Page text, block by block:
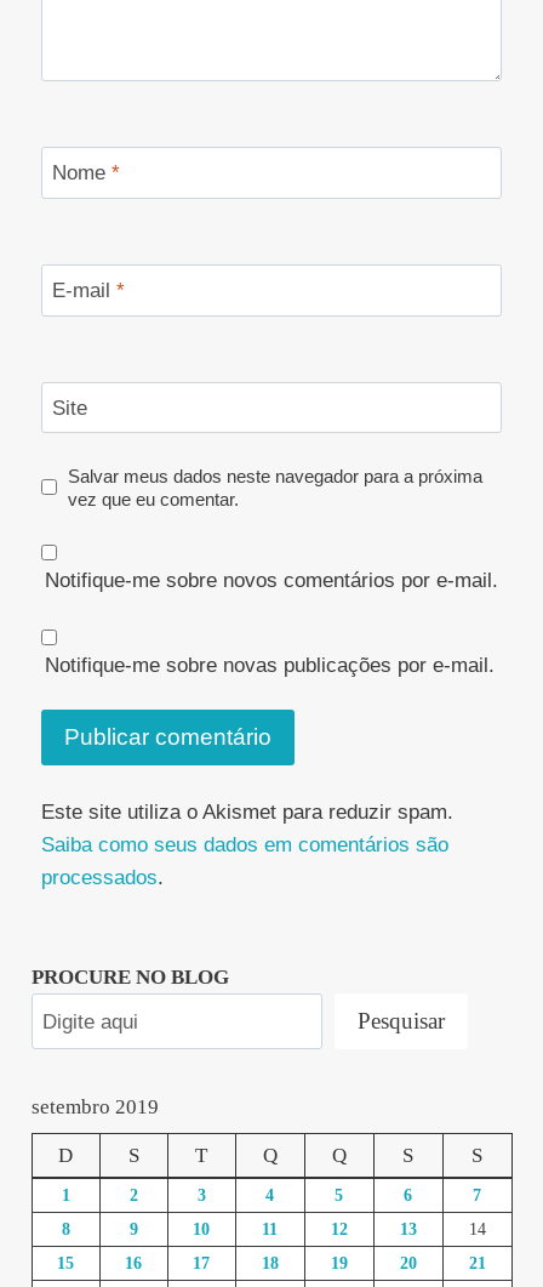
Nome *
E-mail *
Site
Salvar meus dados neste navegador para a próxima
vez que eu comentar.
Notifique-me sobre novos comentários por e-mail.
Notifique-me sobre novas publicações por e-mail.
Este site utiliza o Akismet para reduzir spam.
Saiba como seus dados em comentários são
processados.
PROCURE NO BLOG
Pesquisar
setembro 2019
D S T Q Q S S
1 2 3 4 5 6
7
8
9 10 11 12 13
14
15
16 17 18 19 20
21